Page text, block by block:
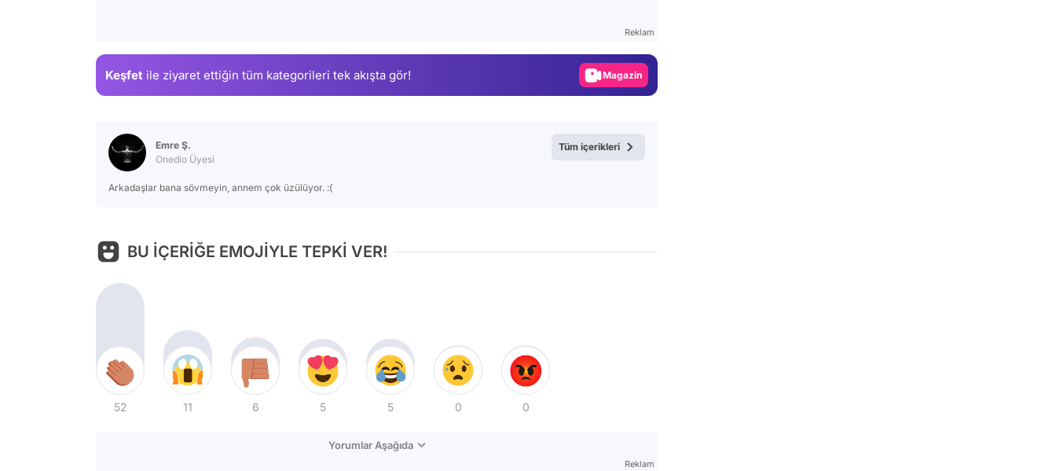
Reklam
Keşfet ile ziyaret ettiğin tüm kategorileri tek akışta gör! Magazin
Emre Ş.
Onedio Üyesi
Arkadaşlar bana sövmeyin, annem çok üzülüyor. :(
Tüm içerikleri
BU İÇERİĞE EMOJİYLE TEPKİ VER!
52 11 6 5 5 0 0
Yorumlar Aşağıda
Reklam